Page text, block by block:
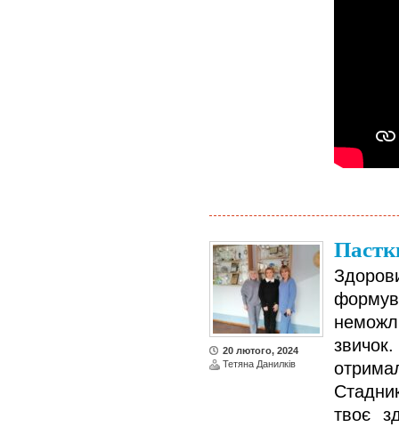
20 лютого, 2024
Тетяна Данилків
твоє